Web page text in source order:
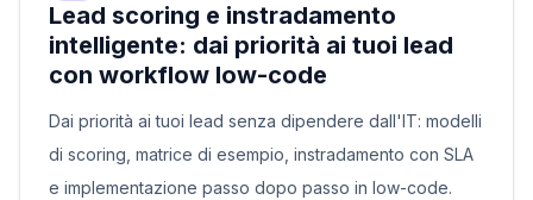
Lead scoring e instradamento
intelligente: dai priorità ai tuoi lead
con workflow low-code
Dai priorità ai tuoi lead senza dipendere dall'IT: modelli
di scoring, matrice di esempio, instradamento con SLA
e implementazione passo dopo passo in low-code.